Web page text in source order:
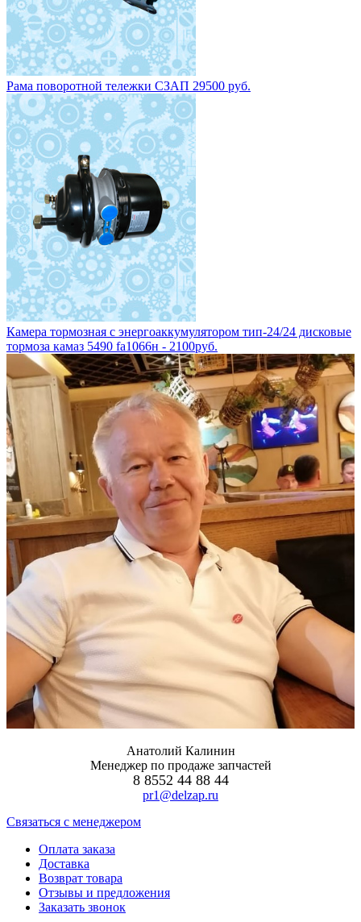
Рама поворотной тележки СЗАП 29500 руб.
Камера тормозная с энергоаккумулятором тип-24/24 дисковые
тормоза камаз 5490 fa1066н - 2100руб.
Анатолий Калинин
Менеджер по продаже запчастей
8 8552 44 88 44
pr1@delzap.ru
Cвязаться с менеджером
Оплата заказа
Доставка
Возврат товара
Отзывы и предложения
Заказать звонок